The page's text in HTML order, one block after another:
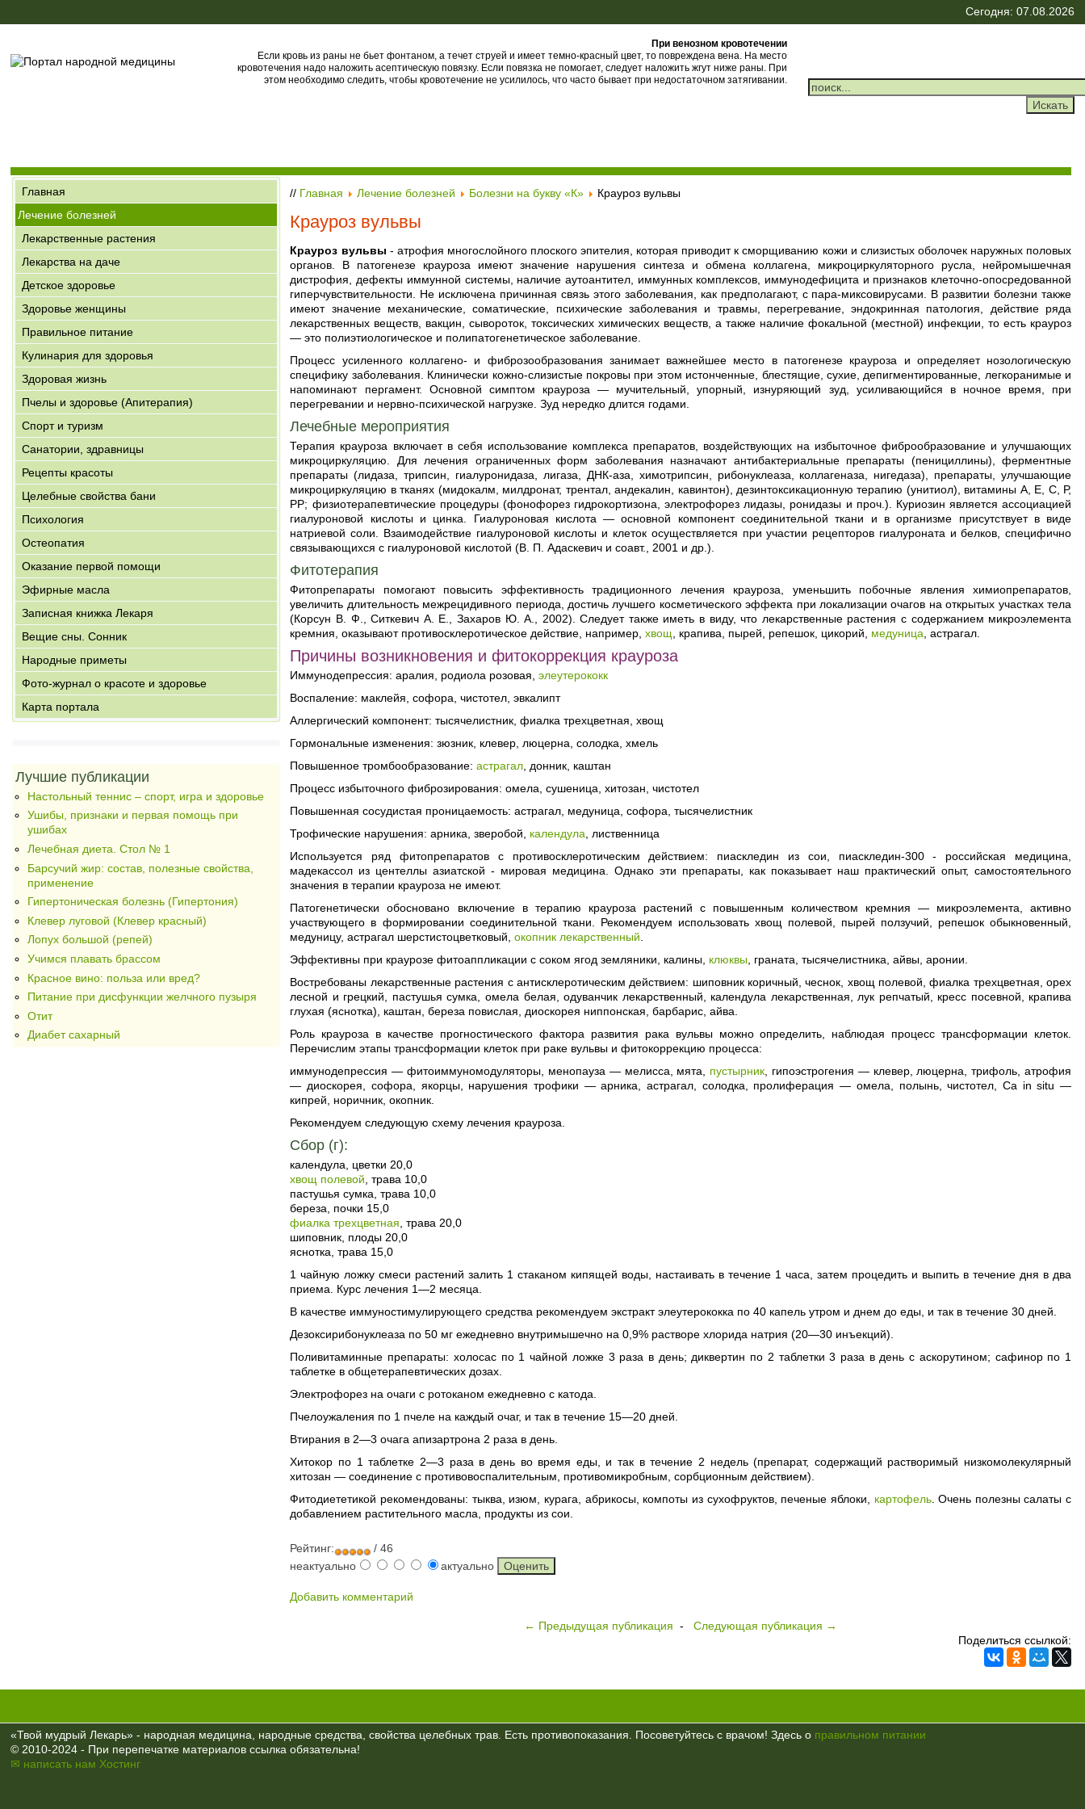
Сегодня: 07.08.2026
При венозном кровотечении
Если кровь из раны не бьет фонтаном, а течет струей и имеет темно-красный цвет, то повреждена вена. На место
кровотечения надо наложить асептическую повязку. Если повязка не помогает, следует наложить жгут ниже раны. При
этом необходимо следить, чтобы кровотечение не усилилось, что часто бывает при недостаточном затягивании.
Главная
Лечение болезней
Лекарственные растения
Лекарства на даче
Детское здоровье
Здоровье женщины
Правильное питание
Кулинария для здоровья
Здоровая жизнь
Пчелы и здоровье (Апитерапия)
Спорт и туризм
Санатории, здравницы
Рецепты красоты
Целебные свойства бани
Психология
Остеопатия
Оказание первой помощи
Эфирные масла
Записная книжка Лекаря
Вещие сны. Сонник
Народные приметы
Фото-журнал о красоте и здоровье
Карта портала
Лучшие публикации
Настольный теннис – спорт, игра и здоровье
Ушибы, признаки и первая помощь при
ушибах
Лечебная диета. Стол № 1
Барсучий жир: состав, полезные свойства,
применение
Гипертоническая болезнь (Гипертония)
Клевер луговой (Клевер красный)
Лопух большой (репей)
Учимся плавать брассом
Красное вино: польза или вред?
Питание при дисфункции желчного пузыря
Отит
Диабет сахарный
// Главная Лечение болезней Болезни на букву «К» Крауроз вульвы
Крауроз вульвы
Крауроз вульвы - атрофия многослойного плоского эпителия, которая приводит к сморщиванию кожи и слизистых оболочек наружных половых
органов. В патогенезе крауроза имеют значение нарушения синтеза и обмена коллагена, микроциркуляторного русла, нейромышечная
дистрофия, дефекты иммунной системы, наличие аутоантител, иммунных комплексов, иммунодефицита и признаков клеточно-опосредованной
гиперчувствительности. Не исключена причинная связь этого заболевания, как предполагают, с пара-миксовирусами. В развитии болезни также
имеют значение механические, соматические, психические заболевания и травмы, перегревание, эндокринная патология, действие ряда
лекарственных веществ, вакцин, сывороток, токсических химических веществ, а также наличие фокальной (местной) инфекции, то есть крауроз
— это полиэтиологическое и полипатогенетическое заболевание.
Процесс усиленного коллагено- и фиброзообразования занимает важнейшее место в патогенезе крауроза и определяет нозологическую
специфику заболевания. Клинически кожно-слизистые покровы при этом истонченные, блестящие, сухие, депигментированные, легкоранимые и
напоминают пергамент. Основной симптом крауроза — мучительный, упорный, изнуряющий зуд, усиливающийся в ночное время, при
перегревании и нервно-психической нагрузке. Зуд нередко длится годами.
Лечебные мероприятия
Терапия крауроза включает в себя использование комплекса препаратов, воздействующих на избыточное фиброобразование и улучшающих
микроциркуляцию. Для лечения ограниченных форм заболевания назначают антибактериальные препараты (пенициллины), ферментные
препараты (лидаза, трипсин, гиалуронидаза, лигаза, ДНК-аза, химотрипсин, рибонуклеаза, коллагеназа, нигедаза), препараты, улучшающие
микроциркуляцию в тканях (мидокалм, милдронат, трентал, андекалин, кавинтон), дезинтоксикационную терапию (унитиол), витамины А, Е, С, Р,
РР; физиотерапевтические процедуры (фонофорез гидрокортизона, электрофорез лидазы, ронидазы и проч.). Куриозин является ассоциацией
гиалуроновой кислоты и цинка. Гиалуроновая кислота — основной компонент соединительной ткани и в организме присутствует в виде
натриевой соли. Взаимодействие гиалуроновой кислоты и клеток осуществляется при участии рецепторов гиалуроната и белков, специфично
связывающихся с гиалуроновой кислотой (В. П. Адаскевич и соавт., 2001 и др.).
Фитотерапия
Фитопрепараты помогают повысить эффективность традиционного лечения крауроза, уменьшить побочные явления химиопрепаратов,
увеличить длительность межрецидивного периода, достичь лучшего косметического эффекта при локализации очагов на открытых участках тела
(Корсун В. Ф., Ситкевич А. Е., Захаров Ю. А., 2002). Следует также иметь в виду, что лекарственные растения с содержанием микроэлемента
кремния, оказывают противосклеротическое действие, например,хвощ , крапива, пырей, репешок, цикорий, медуница , астрагал.
Причины возникновения и фитокоррекция крауроза
Иммунодепрессия: аралия, родиола розовая,элеутерококк
Воспаление: маклейя, софора, чистотел, эвкалипт
Аллергический компонент: тысячелистник, фиалка трехцветная, хвощ
Гормональные изменения: зюзник, клевер, люцерна, солодка, хмель
Повышенное тромбообразование:астрагал , донник, каштан
Процесс избыточного фиброзирования: омела, сушеница, хитозан, чистотел
Повышенная сосудистая проницаемость: астрагал, медуница, софора, тысячелистник
Трофические нарушения: арника, зверобой, календула , лиственница
Используется ряд фитопрепаратов с противосклеротическим действием: пиаскледин из сои, пиаскледин-300 - российская медицина,
мадекассол из центеллы азиатской - мировая медицина. Однако эти препараты, как показывает наш практический опыт, самостоятельного
значения в терапии крауроза не имеют.
Патогенетически обосновано включение в терапию крауроза растений с повышенным количеством кремния — микроэлемента, активно
участвующего в формировании соединительной ткани. Рекомендуем использовать хвощ полевой, пырей ползучий, репешок обыкновенный,
медуницу, астрагал шерстистоцветковый,окопник лекарственный
Эффективны при краурозе фитоаппликации с соком ягод земляники, калины, клюквы , граната, тысячелистника, айвы, аронии.
Востребованы лекарственные растения с антисклеротическим действием: шиповник коричный, чеснок, хвощ полевой, фиалка трехцветная, орех
лесной и грецкий, пастушья сумка, омела белая, одуванчик лекарственный, календула лекарственная, лук репчатый, кресс посевной, крапива
глухая (яснотка), каштан, береза повислая, диоскорея ниппонская, барбарис, айва.
Роль крауроза в качестве прогностического фактора развития рака вульвы можно определить, наблюдая процесс трансформации клеток.
Перечислим этапы трансформации клеток при раке вульвы и фитокоррекцию процесса:
иммунодепрессия — фитоиммуномодуляторы, менопауза — мелисса, мята, пустырник , гипоэстрогения — клевер, люцерна, трифоль, атрофия
— диоскорея, софора, якорцы, нарушения трофики — арника, астрагал, солодка, пролиферация — омела, полынь, чистотел, Са in situ —
кипрей, норичник, окопник.
Рекомендуем следующую схему лечения крауроза.
Сбор (г):
календула, цветки 20,0
хвощ полевой , трава 10,0
пастушья сумка, трава 10,0
береза, почки 15,0
фиалка трехцветная , трава 20,0
шиповник, плоды 20,0
яснотка, трава 15,0
1 чайную ложку смеси растений залить 1 стаканом кипящей воды, настаивать в течение 1 часа, затем процедить и выпить в течение дня в два
приема. Курс лечения 1—2 месяца.
В качестве иммуностимулирующего средства рекомендуем экстракт элеутерококка по 40 капель утром и днем до еды, и так в течение 30 дней.
Дезоксирибонуклеаза по 50 мг ежедневно внутримышечно на 0,9% растворе хлорида натрия (20—30 инъекций).
Поливитаминные препараты: холосас по 1 чайной ложке 3 раза в день; диквертин по 2 таблетки 3 раза в день с аскорутином; сафинор по 1
таблетке в общетерапевтических дозах.
Электрофорез на очаги с ротоканом ежедневно с катода.
Пчелоужаления по 1 пчеле на каждый очаг, и так в течение 15—20 дней.
Втирания в 2—3 очага апизартрона 2 раза в день.
Хитокор по 1 таблетке 2—3 раза в день во время еды, и так в течение 2 недель (препарат, содержащий растворимый низкомолекулярный
хитозан — соединение с противовоспалительным, противомикробным, сорбционным действием).
Фитодиететикой рекомендованы: тыква, изюм, курага, абрикосы, компоты из сухофруктов, печеные яблоки, картофель. Очень полезны салаты с
добавлением растительного масла, продукты из сои.
Рейтинг:
/ 46
неактуально
актуально
Добавить комментарий
← Предыдущая публикация -Следующая публикация →
Поделиться ссылкой:
«Твой мудрый Лекарь» - народная медицина, народные средства, свойства целебных трав. Есть противопоказания. Посоветуйтесь с врачом! Здесь о правильном питании
© 2010-2024 - При перепечатке материалов ссылка обязательна!
✉ написать нам Хостинг